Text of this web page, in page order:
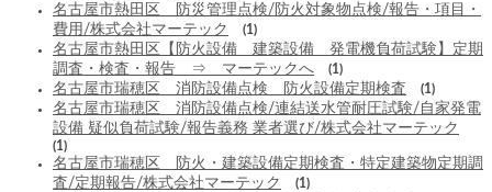
名古屋市熱田区 防災管理点検/防火対象物点検/報告・項目・
費用/株式会社マーテック
(1)
名古屋市熱田区【防火設備 建築設備 発電機負荷試験】定期
調査・検査・報告 ⇒ マーテックへ
(1)
名古屋市瑞穂区 消防設備点検 防火設備定期検査 (1)
名古屋市瑞穂区 消防設備点検/連結送水管耐圧試験/自家発電
設備 疑似負荷試験/報告義務 業者選び/株式会社マーテック
(1)
名古屋市瑞穂区 防火・建築設備定期検査・特定建築物定期調
査/定期報告/株式会社マーテック
(1)